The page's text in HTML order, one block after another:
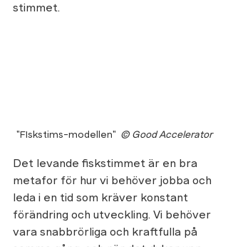
stimmet.
"FIskstims-modellen" © Good Accelerator
Det levande fiskstimmet är en bra
metafor för hur vi behöver jobba och
leda i en tid som kräver konstant
förändring och utveckling. Vi behöver
vara snabbrörliga och kraftfulla på